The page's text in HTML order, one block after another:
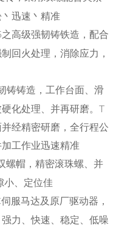
迅速丶精准
高级强韧铸铁造，配合
回火处理，消除应力，
铸铸造，工作台面、滑
化处理、并再研磨。T
经精密研磨，全行程公
工作业迅速精准
螺帽，精密滚珠螺、并
小、定位佳
服马达及原厂驱动器，
力、快速、稳定、低噪